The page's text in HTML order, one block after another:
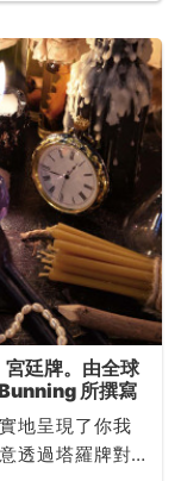
宮廷牌。由全球
所撰寫
地呈現了你我
透過塔羅牌對